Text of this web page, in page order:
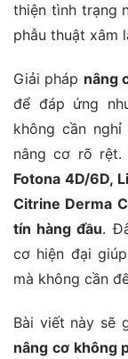
thiện tình trạng
phẫu thuật xâm
Giải pháp nâng
để đáp ứng
không cần
nâng cơ rõ rệt.
Fotona 4D/6D,
Citrine Derma
tín hàng đầu.
cơ hiện đại giúp
mà không cần
Bài viết này sẽ
nâng cơ không